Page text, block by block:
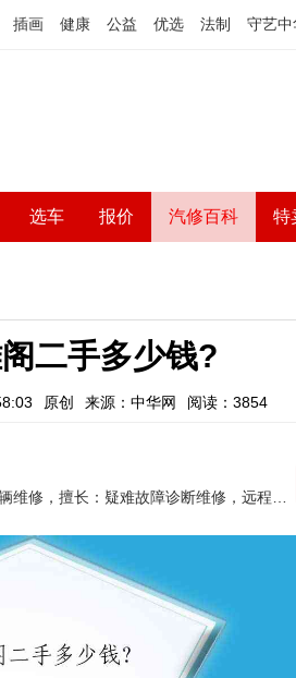
插画 健康 公益 优选 法制 守艺中
选车 报价 汽修百科 特
二手多少钱?
原创 来源：中华网 阅读：3854